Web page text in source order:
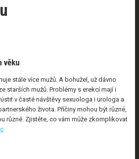
věku
stále více mužů. A bohužel, už dávno
starších mužů. Problémy s erekcí mají i
v časté návštěvy sexuologa i urologa a
života. Příčiny mohou být různé,
různé. Zjistěte, co vám může zkomplikovat